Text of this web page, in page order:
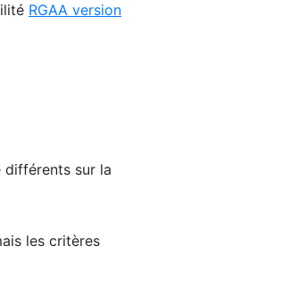
RGAA version
différents sur la
les critères